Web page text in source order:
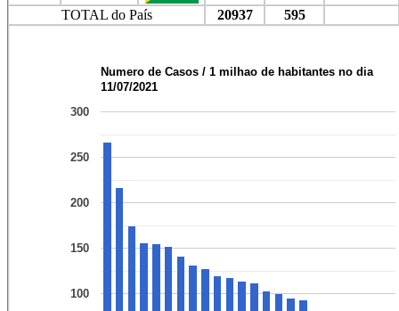
TOTAL do País
20937 595
Numero de Casos / 1 milhao de habitantes no dia
11/07/2021
100
150
200
250
300